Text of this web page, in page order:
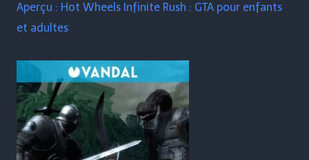
Aperçu : Hot Wheels Infinite Rush : GTA pour enfants
et adultes